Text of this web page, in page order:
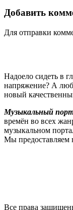
Добавить
Для отправки
Надоело сидеть в
напряжение? А
новый
Музыкальный
времён во всех
музыкальном
Мы предоставляем
Регулярные
Мы
Все права